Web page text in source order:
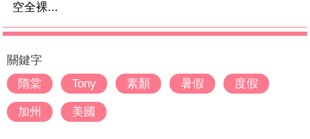
空全裸...
關鍵字
隋棠
Tony 素顏 暑假 度假
加州 美國